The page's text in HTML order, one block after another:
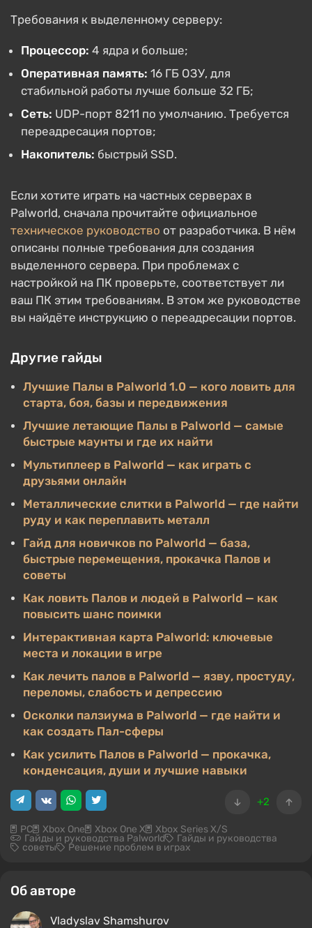
Требования к выделенному серверу:
Процессор: 4 ядра и больше;
Оперативная память: 16 ГБ ОЗУ, для
стабильной работы лучше больше 32 ГБ;
Сеть: UDP-порт 8211 по умолчанию. Требуется
переадресация портов;
Накопитель: быстрый SSD.
Если хотите играть на частных серверах в
Palworld, сначала прочитайте официальное
техническое руководство от разработчика. В нём
описаны полные требования для создания
выделенного сервера. При проблемах с
настройкой на ПК проверьте, соответствует ли
ваш ПК этим требованиям. В этом же руководстве
вы найдёте инструкцию о переадресации портов.
Другие гайды
Лучшие Палы в Palworld 1.0 — кого ловить для
старта, боя, базы и передвижения
Лучшие летающие Палы в Palworld — самые
быстрые маунты и где их найти
Мультиплеер в Palworld — как играть с
друзьями онлайн
Металлические слитки в Palworld — где найти
руду и как переплавить металл
Гайд для новичков по Palworld — база,
быстрые перемещения, прокачка Палов и
советы
Как ловить Палов и людей в Palworld — как
повысить шанс поимки
Интерактивная карта Palworld: ключевые
места и локации в игре
Как лечить палов в Palworld — язву, простуду,
переломы, слабость и депрессию
Осколки палзиума в Palworld — где найти и
как создать Пал-сферы
Как усилить Палов в Palworld — прокачка,
конденсация, души и лучшие навыки
+2
PC Xbox One Xbox One X Xbox Series X/S
Гайды и руководства Palworld Гайды и руководства
советы Решение проблем в играх
Об авторе
Vladyslav Shamshurov